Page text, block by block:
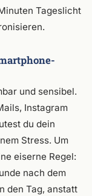
Tageslicht
und sensibel.
Instagram
du dein
Stress. Um
eiserne Regel:
nach dem
den Tag, anstatt